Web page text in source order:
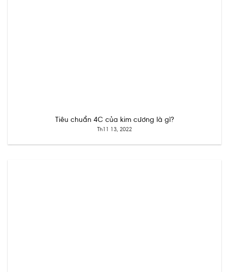
Tiêu chuẩn 4C của kim cương là gì?
Th11 13, 2022